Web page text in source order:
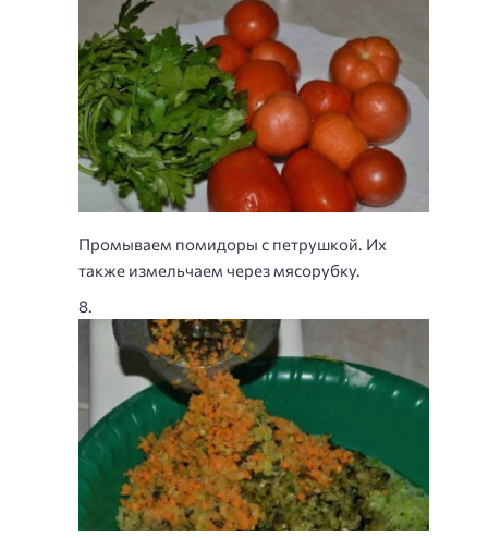
Промываем помидоры с петрушкой. Их
также измельчаем через мясорубку.